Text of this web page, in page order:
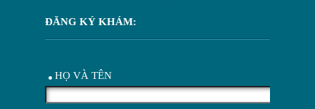
ĐĂNG KÝ KHÁM:
HỌ VÀ TÊN